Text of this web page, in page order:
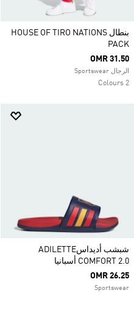
بنطال HOUSE OF TIRO NATIONS
PACK
OMR 31.50
الرجال Sportswear
2 Colours
شبشب أديداسADILETTE
COMFORT 2.0 أسبانيا
OMR 26.25
Sportswear